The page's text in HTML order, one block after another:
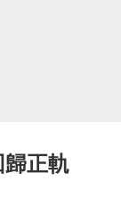
歸正軌